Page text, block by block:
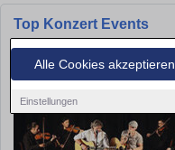
Alle Cookies akzeptieren
Einstellungen
Top Konzert Events